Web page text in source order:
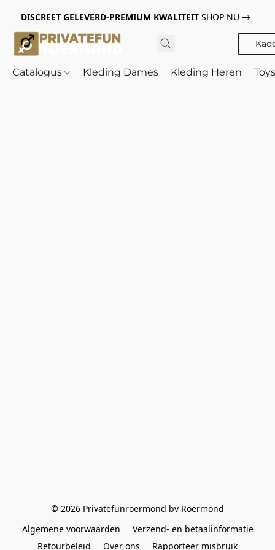
DISCREET GELEVERD-PREMIUM KWALITEIT SHOP NU
Catalogus Kleding Dames Kleding Heren
© 2026 Privatefunroermond bv Roermond
Algemene voorwaarden
Verzend- en betaalinformatie
Retourbeleid
Over ons Rapporteer misbruik